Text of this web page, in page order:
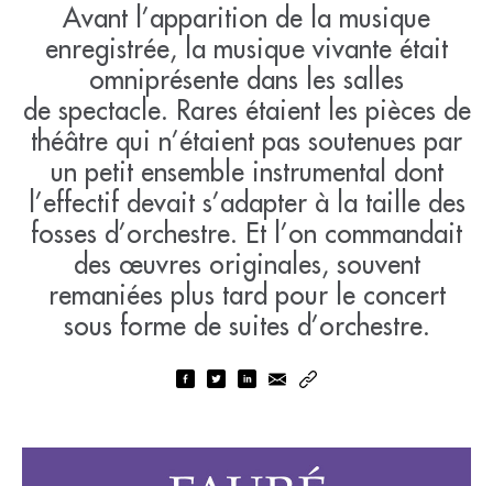
Avant l’apparition de la musique
enregistrée, la musique vivante était
omniprésente dans les salles
de spectacle. Rares étaient les pièces de
théâtre qui n’étaient pas soutenues par
un petit ensemble instrumental dont
l’effectif devait s’adapter à la taille des
fosses d’orchestre. Et l’on commandait
des œuvres originales, souvent
remaniées plus tard pour le concert
sous forme de suites d’orchestre.